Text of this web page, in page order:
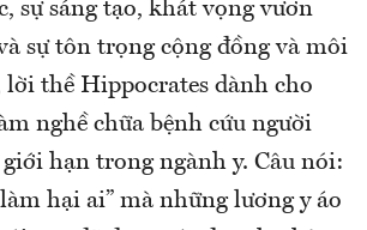
sự sáng tạo, khát vọng vươn
sự tôn trọng cộng đồng và môi
thề Hippocrates dành cho
nghề chữa bệnh cứu người
hạn trong ngành y. Câu nói:
hại ai” mà những lương y áo